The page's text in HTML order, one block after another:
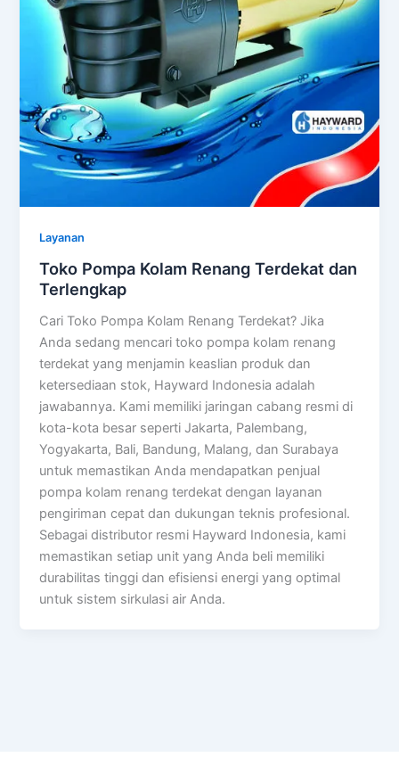
Layanan
Toko Pompa Kolam Renang Terdekat dan
Terlengkap
Cari Toko Pompa Kolam Renang Terdekat? Jika
Anda sedang mencari toko pompa kolam renang
terdekat yang menjamin keaslian produk dan
ketersediaan stok, Hayward Indonesia adalah
jawabannya. Kami memiliki jaringan cabang resmi di
kota-kota besar seperti Jakarta, Palembang,
Yogyakarta, Bali, Bandung, Malang, dan Surabaya
untuk memastikan Anda mendapatkan penjual
pompa kolam renang terdekat dengan layanan
pengiriman cepat dan dukungan teknis profesional.
Sebagai distributor resmi Hayward Indonesia, kami
memastikan setiap unit yang Anda beli memiliki
durabilitas tinggi dan efisiensi energi yang optimal
untuk sistem sirkulasi air Anda.